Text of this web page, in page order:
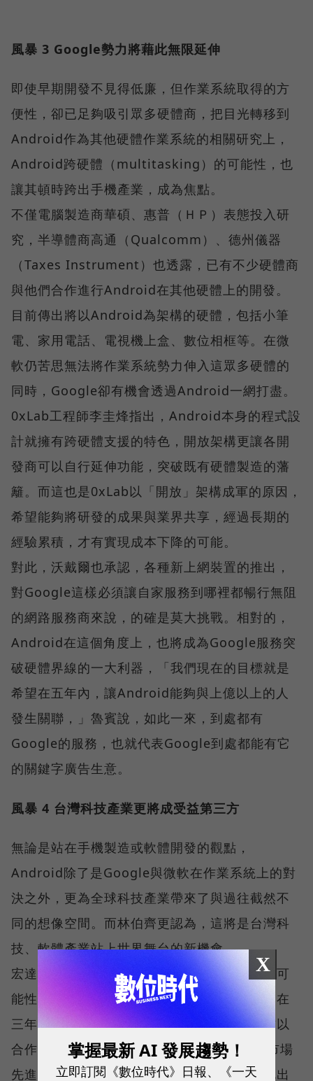
風暴 3 Google勢力將藉此無限延伸
即使早期開發不見得低廉，但作業系統取得的方
便性，卻已足夠吸引眾多硬體商，把目光轉移到
Android作為其他硬體作業系統的相關研究上，
Android跨硬體（multitasking）的可能性，也
讓其頓時跨出手機產業，成為焦點。
不僅電腦製造商華碩、惠普（ＨＰ）表態投入研
究，半導體商高通（Qualcomm）、德州儀器
（Taxes Instrument）也透露，已有不少硬體商
與他們合作進行Android在其他硬體上的開發。
目前傳出將以Android為架構的硬體，包括小筆
電、家用電話、電視機上盒、數位相框等。在微
軟仍苦思無法將作業系統勢力伸入這眾多硬體的
同時，Google卻有機會透過Android一網打盡。
0xLab工程師李圭烽指出，Android本身的程式設
計就擁有跨硬體支援的特色，開放架構更讓各開
發商可以自行延伸功能，突破既有硬體製造的藩
籬。而這也是0xLab以「開放」架構成軍的原因，
希望能夠將研發的成果與業界共享，經過長期的
經驗累積，才有實現成本下降的可能。
對此，沃戴爾也承認，各種新上網裝置的推出，
對Google這樣必須讓自家服務到哪裡都暢行無阻
的網路服務商來說，的確是莫大挑戰。相對的，
Android在這個角度上，也將成為Google服務突
破硬體界線的一大利器，「我們現在的目標就是
希望在五年內，讓Android能夠與上億以上的人
發生關聯，」魯賓說，如此一來，到處都有
Google的服務，也就代表Google到處都能有它
的關鍵字廣告生意。
風暴 4 台灣科技產業更將成受益第三方
無論是站在手機製造或軟體開發的觀點，
Android除了是Google與微軟在作業系統上的對
決之外，更為全球科技產業帶來了與過往截然不
同的想像空間。而林伯齊更認為，這將是台灣科
技、軟體產業站上世界舞台的新機會。
宏達電正為台灣的科技廠商示範了一個絕佳的可
能性。多年鎖定在智慧型手機的深耕，讓魯賓在
三年前主動找上宏達電子執行長周永明，雙方以
合作模式共同開發了G1、Magic兩款手機。市場
先進者的優勢也讓兩支手機的報導，撲天蓋地出
X
掌握最新 AI 發展趨勢！
立即訂閱《數位時代》日報、《一天